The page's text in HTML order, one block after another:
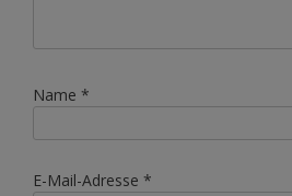
Name *
E-Mail-Adresse *